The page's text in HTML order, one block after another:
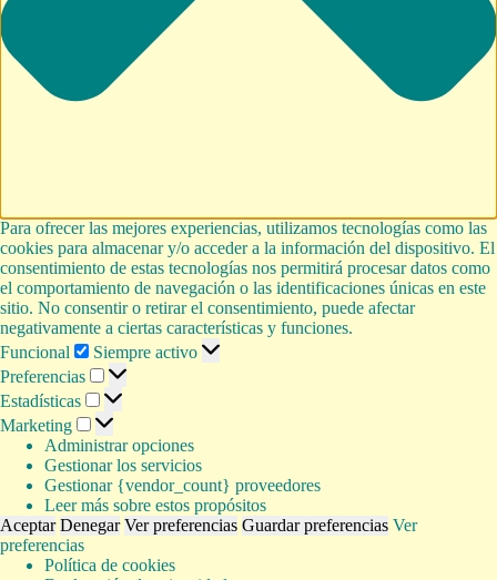
Para ofrecer las mejores experiencias, utilizamos tecnologías como las
cookies para almacenar y/o acceder a la información del dispositivo. El
consentimiento de estas tecnologías nos permitirá procesar datos como
el comportamiento de navegación o las identificaciones únicas en este
sitio. No consentir o retirar el consentimiento, puede afectar
negativamente a ciertas características y funciones.
Funcional
Funcional
Siempre activo
Preferencias
Preferencias
Estadísticas Estadísticas
Marketing Marketing
Administrar opciones
Gestionar los servicios
Gestionar {vendor_count} proveedores
Leer más sobre estos propósitos
Aceptar Denegar Ver preferencias Guardar preferencias Ver
preferencias
Política de cookies